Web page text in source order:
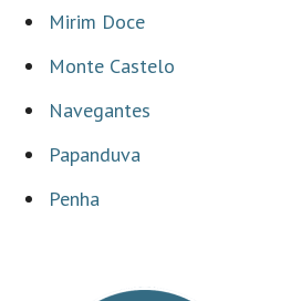
Mirim Doce
Monte Castelo
Navegantes
Papanduva
Penha